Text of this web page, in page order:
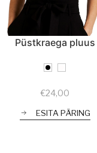
Püstkraega pluus
€24,00
ESITA PÄRING